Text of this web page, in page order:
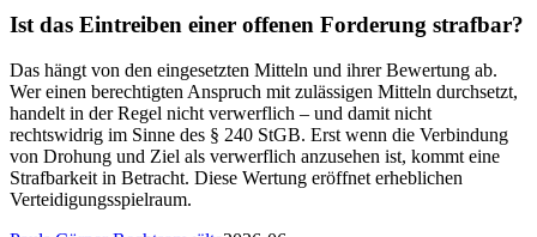
Ist das Eintreiben einer offenen Forderung strafbar?
Das hängt von den eingesetzten Mitteln und ihrer Bewertung ab.
Wer einen berechtigten Anspruch mit zulässigen Mitteln durchsetzt,
handelt in der Regel nicht verwerflich – und damit nicht
rechtswidrig im Sinne des § 240 StGB. Erst wenn die Verbindung
von Drohung und Ziel als verwerflich anzusehen ist, kommt eine
Strafbarkeit in Betracht. Diese Wertung eröffnet erheblichen
Verteidigungsspielraum.